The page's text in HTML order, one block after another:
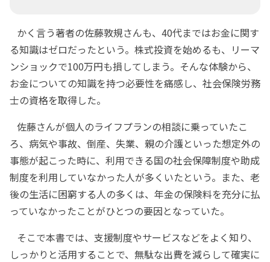
かく言う著者の佐藤敦規さんも、40代まではお金に関す
る知識はゼロだったという。株式投資を始めるも、リーマ
ンショックで100万円も損してしまう。そんな体験から、
お金についての知識を持つ必要性を痛感し、社会保険労務
士の資格を取得した。
佐藤さんが個人のライフプランの相談に乗っていたこ
ろ、病気や事故、倒産、失業、親の介護といった想定外の
事態が起こった時に、利用できる国の社会保障制度や助成
制度を利用していなかった人が多くいたという。また、老
後の生活に困窮する人の多くは、年金の保険料を充分に払
っていなかったことがひとつの要因となっていた。
そこで本書では、支援制度やサービスなどをよく知り、
しっかりと活用することで、無駄な出費を減らして確実に